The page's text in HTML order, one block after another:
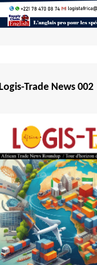
Trade News 002